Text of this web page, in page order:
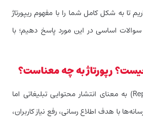
تا به شکل کامل شما را با مفهوم ریپورتاژ
اساسی در این مورد پاسخ دهیم؛ با
رپورتاژ به چه معناست؟
(Reportage) به معنای انتشار محتوایی تبلیغاتی اما
با هدف اطلاع رسانی، رفع نیاز کاربران،